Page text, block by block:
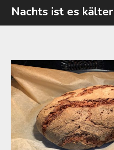
SkipNachts ist es